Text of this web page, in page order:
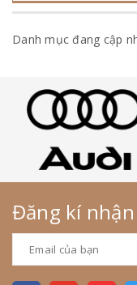
Danh mục đang cập
Đăng kí